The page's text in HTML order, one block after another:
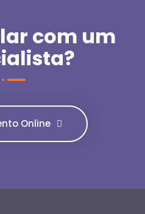
com um
Online